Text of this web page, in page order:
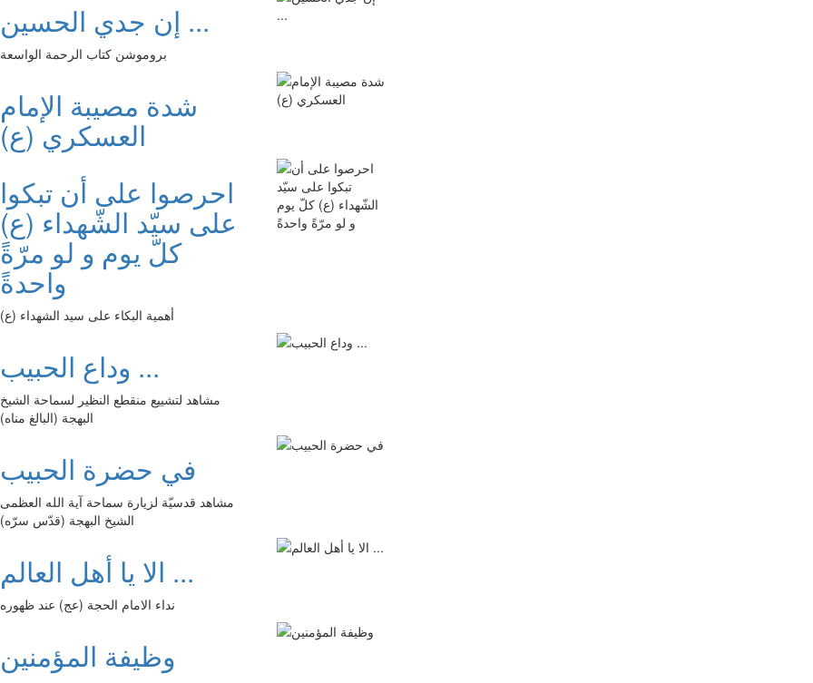
إن جدي الحسين ...
بروموشن كتاب الرحمة الواسعة
شدة مصيبة الإمام
العسكري (ع)
احرصوا على أن تبكوا
على سيّد الشّهداء (ع)
كلّ يوم و لو مرّةً
واحدةً
أهمية البكاء على سيد الشهداء (ع)
وداع الحبيب ...
مشاهد لتشييع منقطع النظير لسماحة الشيخ
البهجة (البالغ مناه)
في حضرة الحبيب
مشاهد قدسيّة لزيارة سماحة آية الله العظمى
الشيخ البهجة (قدّس سرّه)
الا يا أهل العالم ...
نداء الامام الحجة (عج) عند ظهوره
وظيفة المؤمنين